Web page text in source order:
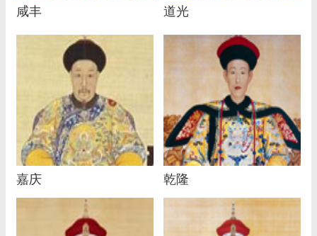
咸丰 道光
嘉庆 乾隆